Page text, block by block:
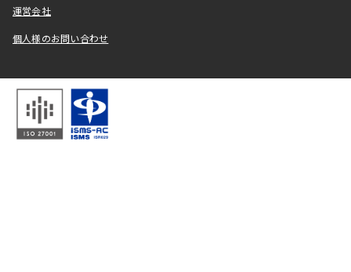
運営会社
個人様のお問い合わせ